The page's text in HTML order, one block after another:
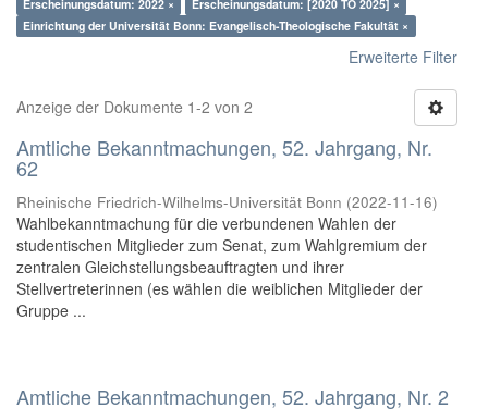
Erscheinungsdatum: 2022 ×
Erscheinungsdatum: [2020 TO 2025] ×
Einrichtung der Universität Bonn: Evangelisch-Theologische Fakultät ×
Erweiterte Filter
Anzeige der Dokumente 1-2 von 2
Amtliche Bekanntmachungen, 52. Jahrgang, Nr.
62
Rheinische Friedrich-Wilhelms-Universität Bonn (2022-11-16)
Wahlbekanntmachung für die verbundenen Wahlen der
studentischen Mitglieder zum Senat, zum Wahlgremium der
zentralen Gleichstellungsbeauftragten und ihrer
Stellvertreterinnen (es wählen die weiblichen Mitglieder der
Gruppe ...
Amtliche Bekanntmachungen, 52. Jahrgang, Nr. 2